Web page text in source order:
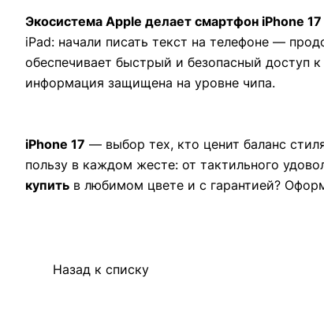
Экосистема Apple делает смартфон iPhone 17
iPad: начали писать текст на телефоне —
обеспечивает быстрый и безопасный доступ
информация защищена на уровне чипа.
iPhone 17 — выбор тех, кто ценит баланс
пользу в каждом жесте: от тактильного
купить в любимом цвете и с гарантией?
Назад к списку